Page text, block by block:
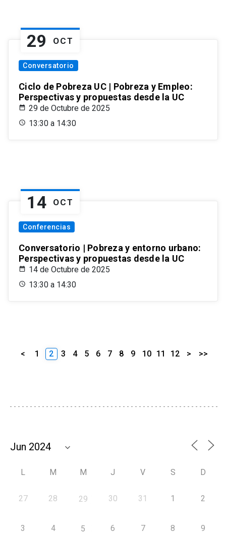
29 OCT
Conversatorio
Ciclo de Pobreza UC | Pobreza y Empleo:
Perspectivas y propuestas desde la UC
29 de Octubre de 2025
13:30 a 14:30
14 OCT
Conferencias
Conversatorio | Pobreza y entorno urbano:
Perspectivas y propuestas desde la UC
14 de Octubre de 2025
13:30 a 14:30
< 1 2 3 4 5 6 7 8 9 10 11 12 > >>
L M M J V S D
27 28 29 30 31 1 2
3 4 5 6 7 8 9